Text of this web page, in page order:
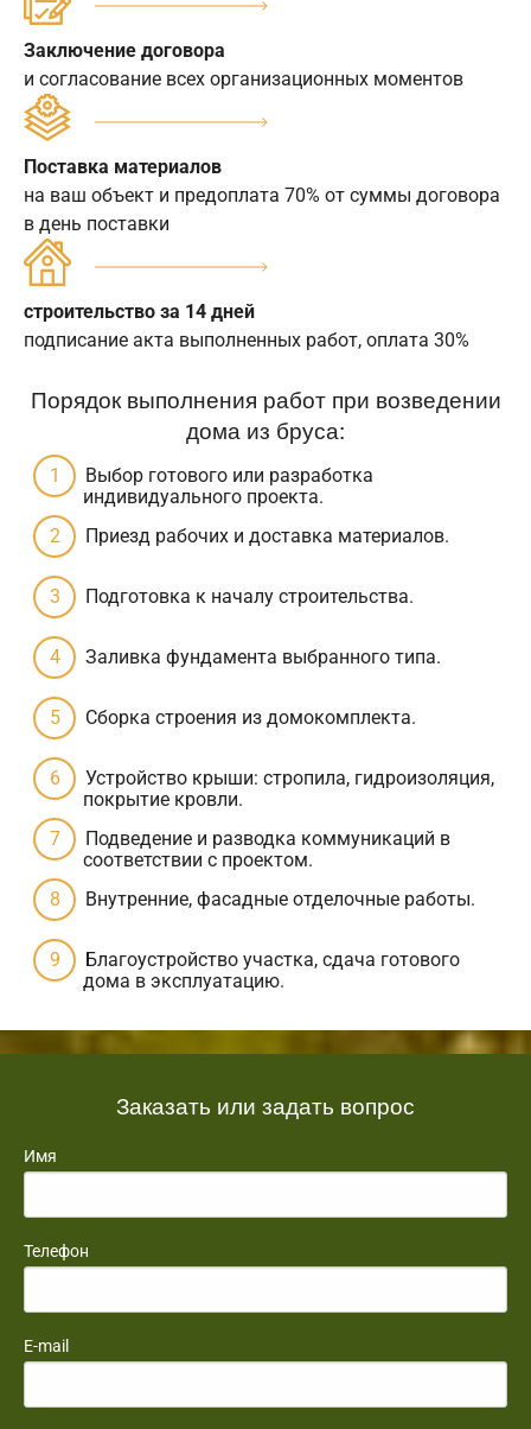
Заключение договора
и согласование всех организационных моментов
Поставка материалов
на ваш объект и предоплата 70% от суммы договора
в день поставки
строительство за 14 дней
подписание акта выполненных работ, оплата 30%
Порядок выполнения работ при возведении
дома из бруса:
Выбор готового или разработка
индивидуального проекта.
Приезд рабочих и доставка материалов.
Подготовка к началу строительства.
Заливка фундамента выбранного типа.
Сборка строения из домокомплекта.
Устройство крыши: стропила, гидроизоляция,
покрытие кровли.
Подведение и разводка коммуникаций в
соответствии с проектом.
Внутренние, фасадные отделочные работы.
Благоустройство участка, сдача готового
дома в эксплуатацию.
Заказать или задать вопрос
Имя
Телефон
E-mail